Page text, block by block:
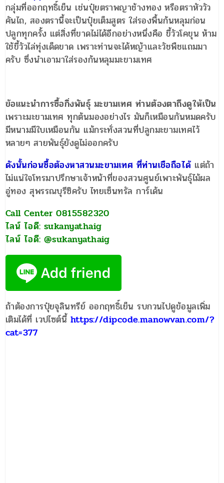
กลุ่มที่ออกฤทธิ์เย็น เช่นปุ๋ยตราพญาช้างทอง หรือตราหัววัว
คันไถ, สองตรานี้จะเป็นปุ๋ยเต็มสูตร ใส่รองพื้นก้นหลุมก่อน
ปลูกทุกครั้ง แต่สิ่งที่ขาดไม่ได้อีกอย่างหนึ่งคือ ขี้วัวโคขุน ห้าม
ใช้ขี้วัวไล่ทุ่งเด็ดขาด เพราะท่านจะได้หญ้าและวัชพืชแถมมา
ครับ ซึ่งนำเอามาใส่รองก้นหลุมมะขามเทศ
ข้อแนะนำการซื้อกิ่งพันธุ์ มะขามเทศ ท่านต้องตาถึงดูให้เป็น
เพราะมะขามเทศ ทุกต้นมองอย่างไร มันก็เหมือนกันหมดครับ
มีหนามมีใบเหมือนกัน แม้กระทั่งสวนที่ปลูกมะขามเทศไว้
หลายๆ สายพันธุ์ยังดูไม่ออกครับ
ดังนั้นก่อนซื้อต้องหาสวนมะขามเทศ ที่ท่านเชือถือได้ แต่ถ้า
ไม่แน่ใจโทรมาปรึกษาเจ้าหน้าที่ของสวนศูนย์เพาะพันธุ์ไม้ผล
อู่ทอง สุพรรณบุรีซิครับ ไทยเซ็นทรัล การ์เด้น
Call Center 0815582320
ไลน์ ไอดี: sukanyathaig
ไลน์ ไอดี: @sukanyathaig
ถ้าต้องการปุ๋ยจุลินทรีย์ ออกฤทธิ์เย็น รบกวนไปดูข้อมูลเพิ่ม
เติมได้ที่ เวปไซต์นี้ https://dipcode.manowvan.com/?
cat=377